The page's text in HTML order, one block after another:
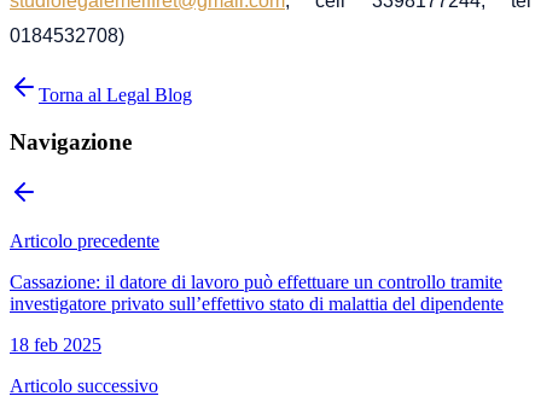
0184532708)
Torna al Legal Blog
Navigazione
Articolo precedente
Cassazione: il datore di lavoro può effettuare un controllo tramite
investigatore privato sull’effettivo stato di malattia del dipendente
18 feb 2025
Articolo successivo